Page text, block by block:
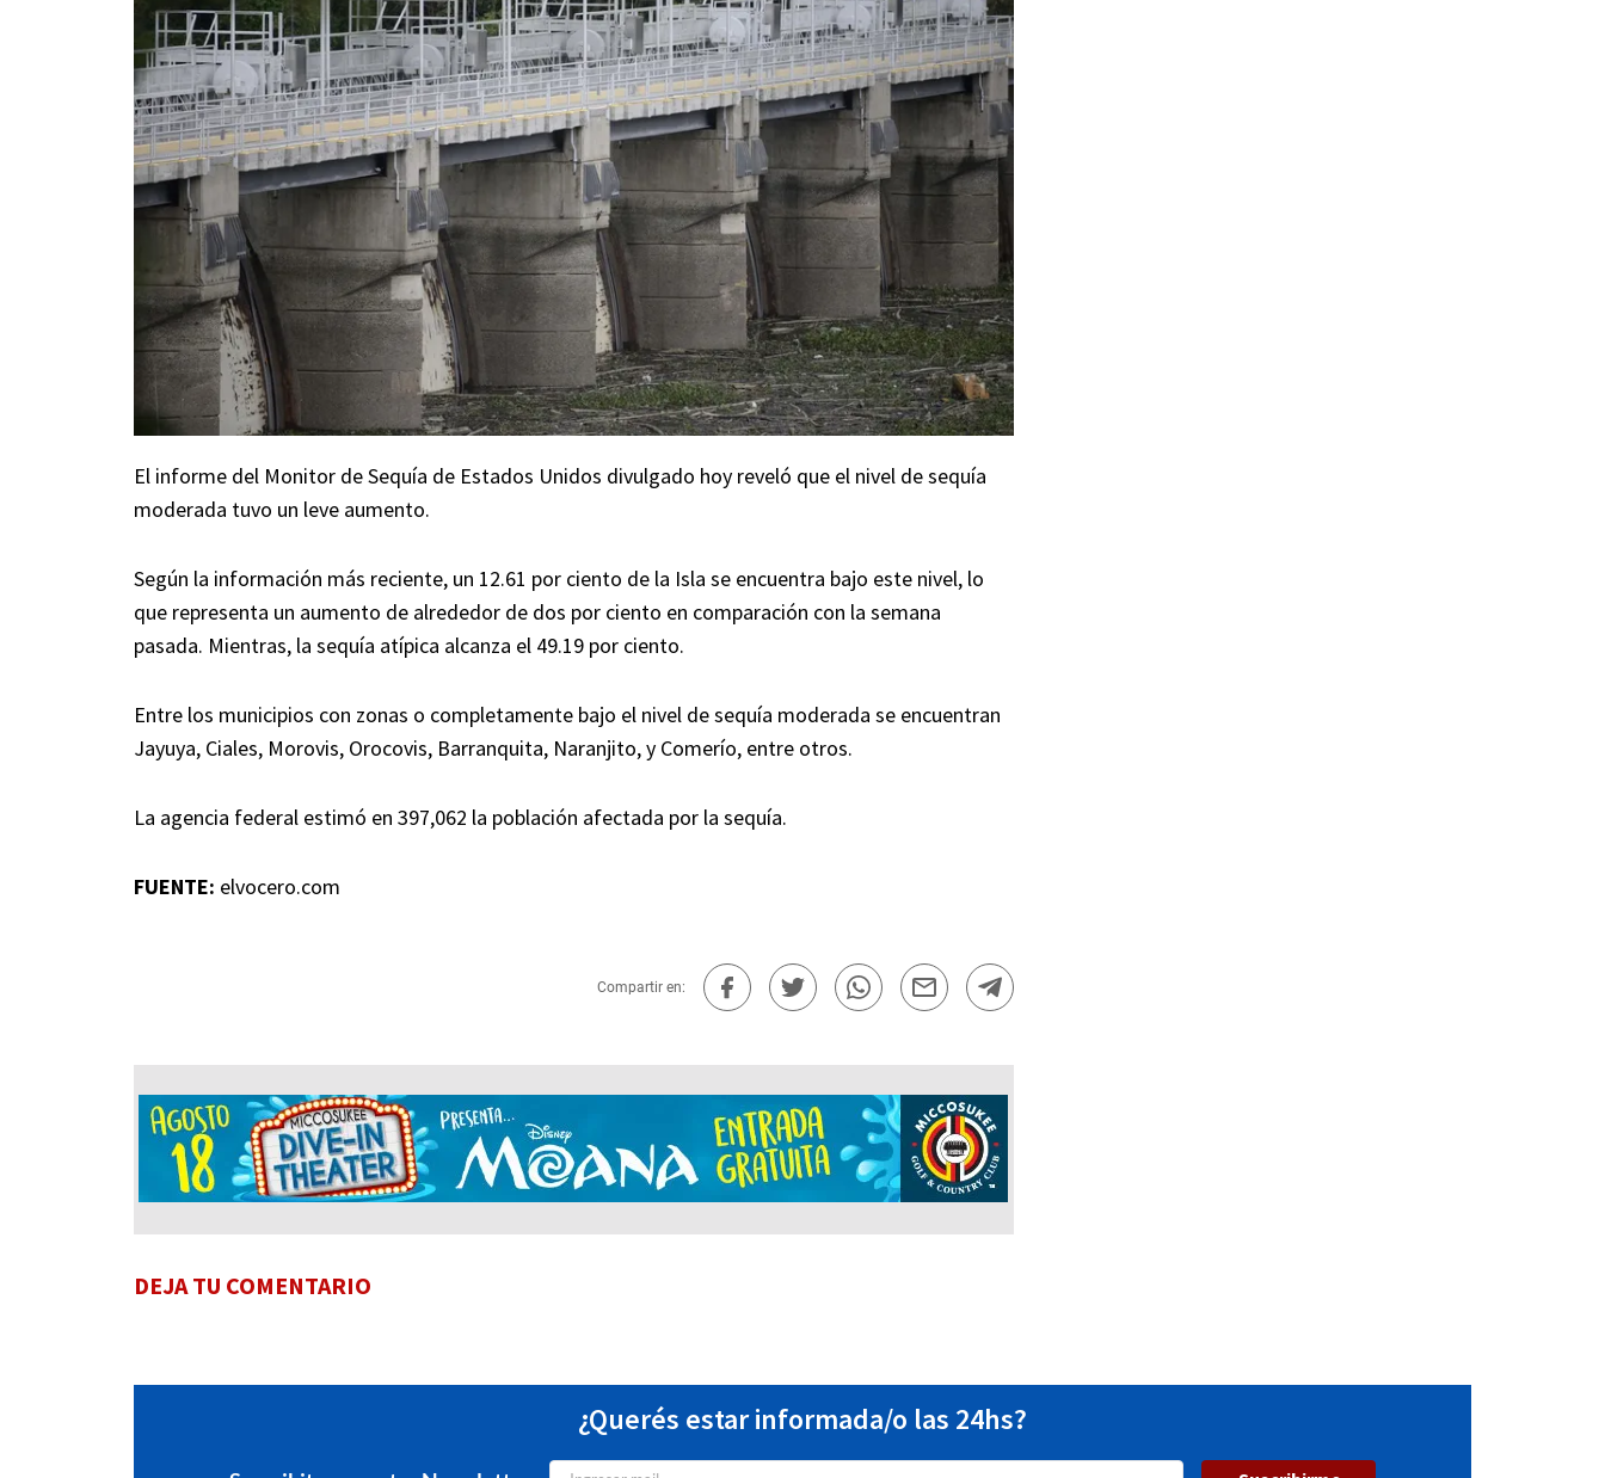
El informe del Monitor de Sequía de Estados Unidos divulgado hoy reveló que el nivel de sequía
moderada tuvo un leve aumento.
Según la información más reciente, un 12.61 por ciento de la Isla se encuentra bajo este nivel, lo
que representa un aumento de alrededor de dos por ciento en comparación con la semana
pasada. Mientras, la sequía atípica alcanza el 49.19 por ciento.
Entre los municipios con zonas o completamente bajo el nivel de sequía moderada se encuentran
Jayuya, Ciales, Morovis, Orocovis, Barranquita, Naranjito, y Comerío, entre otros.
La agencia federal estimó en 397,062 la población afectada por la sequía.
FUENTE: elvocero.com
Compartir en:
DEJA TU COMENTARIO
¿Querés estar informada/o las 24hs?